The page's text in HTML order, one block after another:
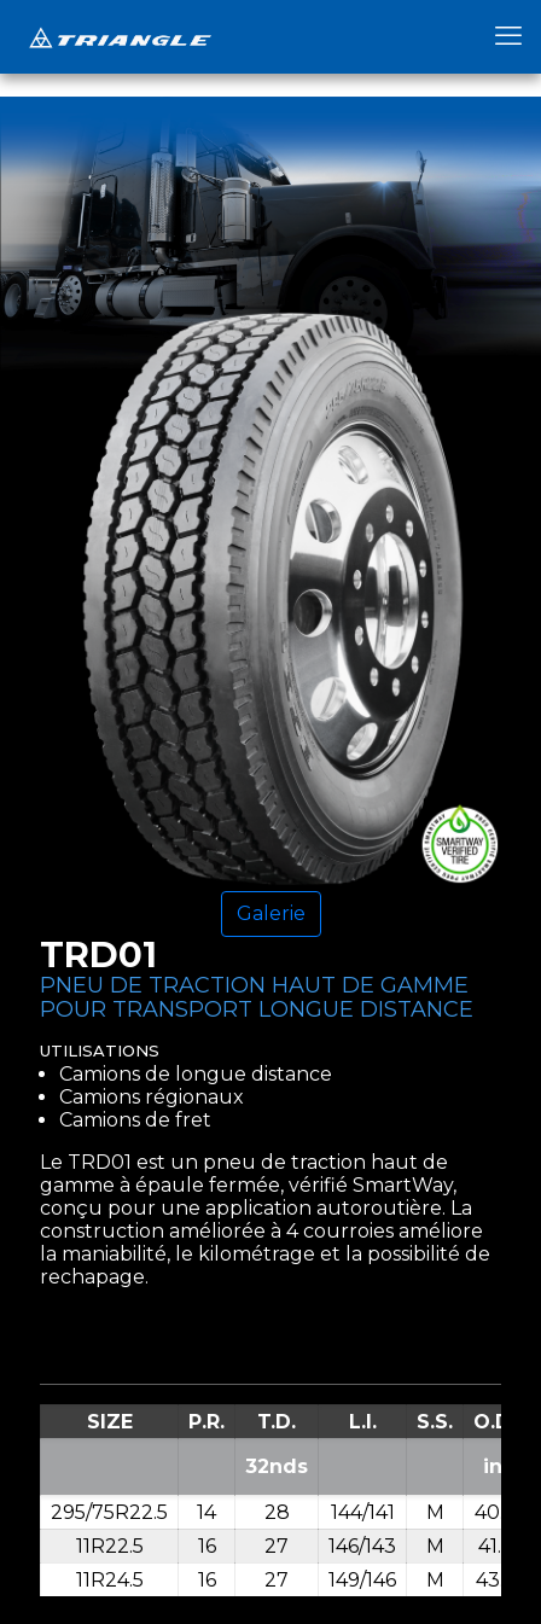
Galerie
TRD01
PNEU DE TRACTION HAUT DE GAMME
POUR TRANSPORT LONGUE DISTANCE
UTILISATIONS
Camions de longue distance
Camions régionaux
Camions de fret
Le TRD01 est un pneu de traction haut de
gamme à épaule fermée, vérifié SmartWay,
conçu pour une application autoroutière. La
construction améliorée à 4 courroies améliore
la maniabilité, le kilométrage et la possibilité de
rechapage.
SIZE P.R. T.D. L.I. S.S. O.D.
32nds
in.
295/75R22.5
14 28 144/141 M
40.2
11R22.5
16 27 146/143 M
41.5
11R24.5
16 27 149/146 M 43.5